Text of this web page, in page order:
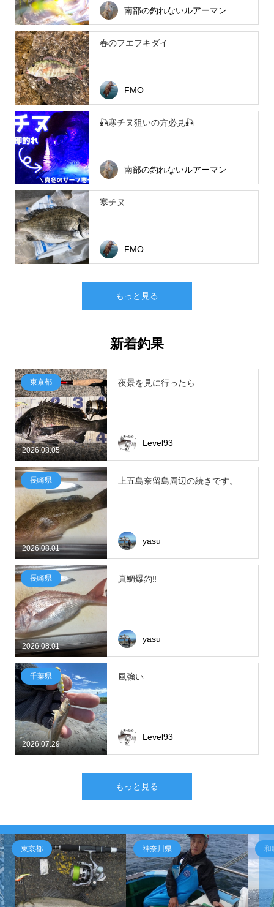
南部の釣れないルアーマン
春のフエフキダイ
FMO
🎣寒チヌ狙いの方必見🎣
南部の釣れないルアーマン
寒チヌ
FMO
もっと見る
新着釣果
2026.08.05
東京都 夜景を見に行ったら
Level93
2026.08.01
長崎県 上五島奈留島周辺の続きです。
yasu
2026.08.01
長崎県 真鯛爆釣‼
yasu
2026.07.29
千葉県 風強い
Level93
もっと見る
神奈川県 和歌山県